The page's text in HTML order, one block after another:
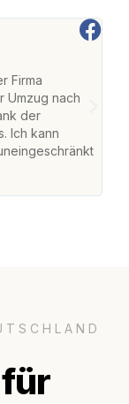
Firma
Umzug nach
der
Ich kann